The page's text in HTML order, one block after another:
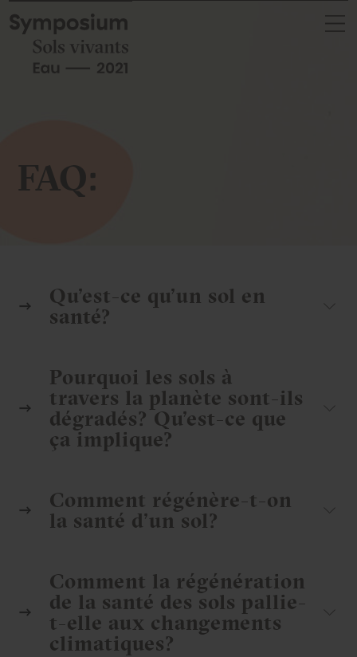
Skip
to
content
FAQ:
Qu’est-ce qu’un sol en
santé?
Pourquoi les sols à
travers la planète sont-ils
dégradés? Qu’est-ce que
ça implique?
Comment régénère-t-on
la santé d’un sol?
Comment la régénération
de la santé des sols pallie-
t-elle aux changements
climatiques?